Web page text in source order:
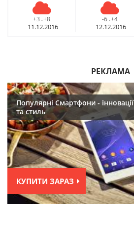
+3 - +8
11.12.2016
-6 - +4
12.12.2016
РЕКЛАМА
Популярні Смартфони - інновації
та стиль
КУПИТИ ЗАРАЗ